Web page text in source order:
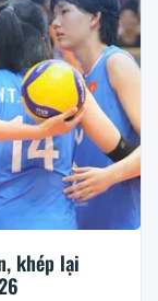
khép lại